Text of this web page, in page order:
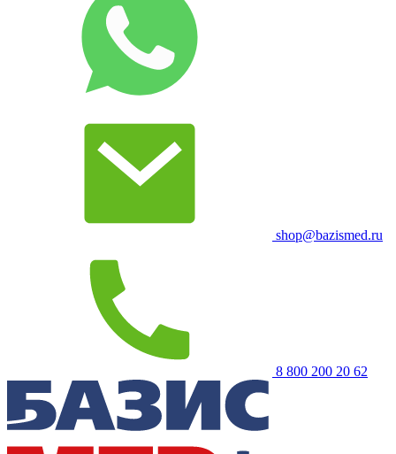
shop@bazismed.ru
8 800 200 20 62